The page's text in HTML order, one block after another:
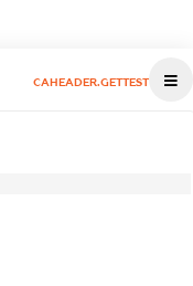
CAHEADER.GETTEST